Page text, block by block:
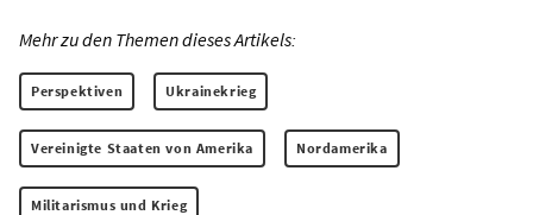
Mehr zu den Themen dieses Artikels:
Perspektiven Ukrainekrieg
Vereinigte Staaten von Amerika Nordamerika
Militarismus und Krieg